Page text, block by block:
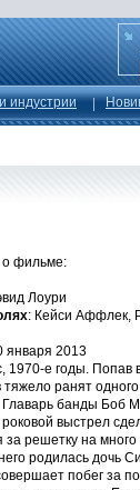
индустрии
фильме:
Лоури
: Кейси Аффлек,
января 2013
1970-е годы. Попав
тяжело ранят
Главарь банды Боб
выстрел
за решетку на
родилась дочь
побег за